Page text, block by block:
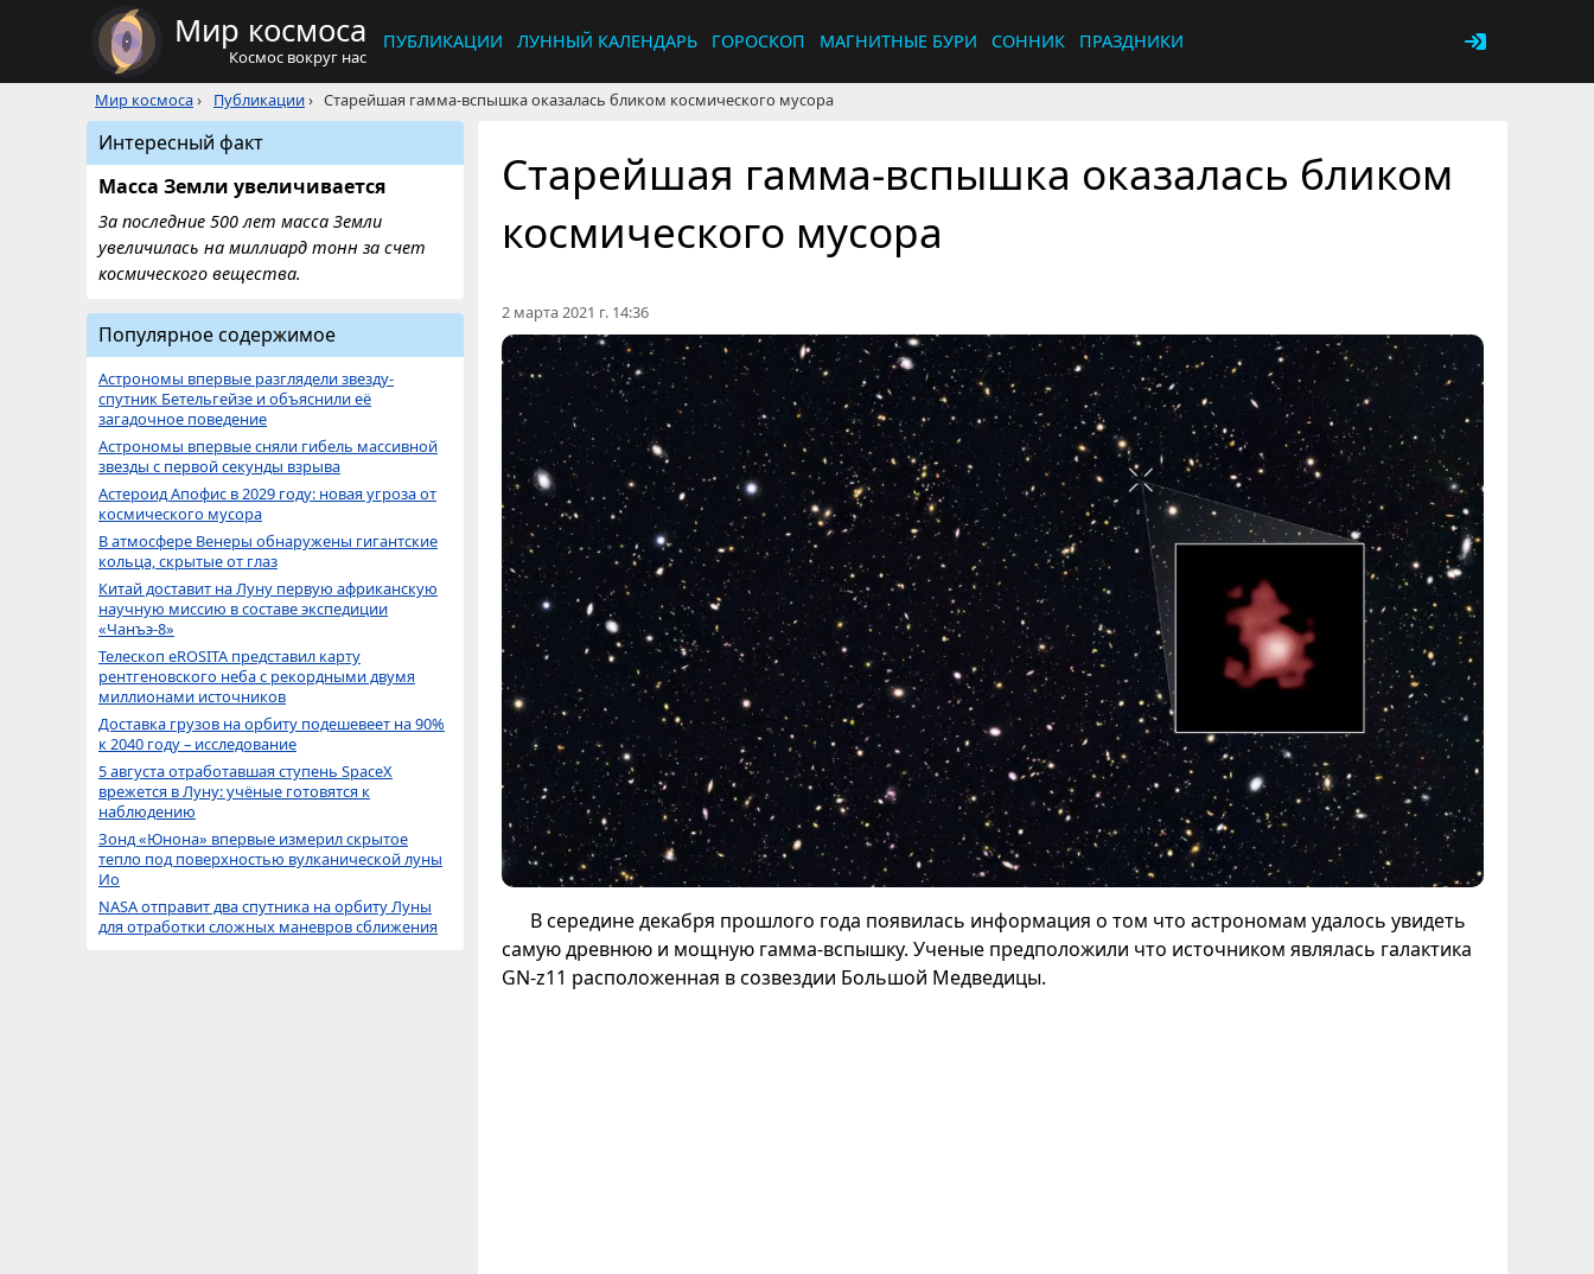
Мир космоса
Космос вокруг нас
ПУБЛИКАЦИИ ЛУННЫЙ КАЛЕНДАРЬ ГОРОСКОП МАГНИТНЫЕ БУРИ СОННИК ПРАЗДНИКИ
Мир космоса› Публикации› Старейшая гамма-вспышка оказалась бликом космического мусора
Старейшая гамма-вспышка оказалась бликом
космического мусора
2 марта 2021 г. 14:36
В середине декабря прошлого года появилась информация о том что астрономам удалось увидеть
самую древнюю и мощную гамма-вспышку. Ученые предположили что источником являлась галактика
GN-z11 расположенная в созвездии Большой Медведицы.
Интересный факт
Масса Земли увеличивается
За последние 500 лет масса Земли
увеличилась на миллиард тонн за счет
космического вещества.
Популярное содержимое
Астрономы впервые разглядели звезду-
спутник Бетельгейзе и объяснили её
загадочное поведение
Астрономы впервые сняли гибель массивной
звезды с первой секунды взрыва
Астероид Апофис в 2029 году: новая угроза от
космического мусора
В атмосфере Венеры обнаружены гигантские
кольца, скрытые от глаз
Китай доставит на Луну первую африканскую
научную миссию в составе экспедиции
«Чанъэ-8»
Телескоп eROSITA представил карту
рентгеновского неба с рекордными двумя
миллионами источников
Доставка грузов на орбиту подешевеет на 90%
к 2040 году – исследование
5 августа отработавшая ступень SpaceX
врежется в Луну: учёные готовятся к
наблюдению
Зонд «Юнона» впервые измерил скрытое
тепло под поверхностью вулканической луны
Ио
NASA отправит два спутника на орбиту Луны
для отработки сложных маневров сближения